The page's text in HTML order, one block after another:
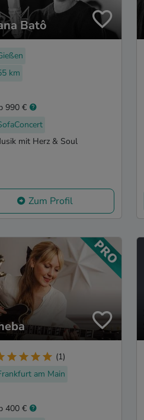
Batô
km
990 €
mit Herz & Soul
Zum Profil
(1)
am Main
400 €